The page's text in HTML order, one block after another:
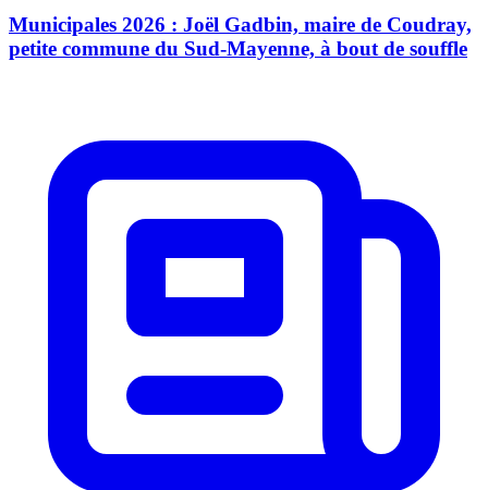
Municipales 2026 : Joël Gadbin, maire de Coudray,
petite commune du Sud-Mayenne, à bout de souffle